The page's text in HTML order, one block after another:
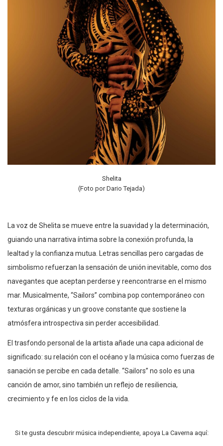
Shelita
(Foto por Dario Tejada)
La voz de Shelita se mueve entre la suavidad y la determinación,
guiando una narrativa íntima sobre la conexión profunda, la
lealtad y la confianza mutua. Letras sencillas pero cargadas de
simbolismo refuerzan la sensación de unión inevitable, como dos
navegantes que aceptan perderse y reencontrarse en el mismo
mar. Musicalmente, “Sailors” combina pop contemporáneo con
texturas orgánicas y un groove constante que sostiene la
atmósfera introspectiva sin perder accesibilidad.
El trasfondo personal de la artista añade una capa adicional de
significado: su relación con el océano y la música como fuerzas de
sanación se percibe en cada detalle. “Sailors” no solo es una
canción de amor, sino también un reflejo de resiliencia,
crecimiento y fe en los ciclos de la vida.
Si te gusta descubrir música independiente, apoya La Caverna aquí: